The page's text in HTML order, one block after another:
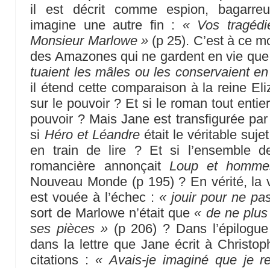
il est décrit comme espion,
imagine une autre fin : « Vos
Monsieur Marlowe » (p 25). C’est à ce
des Amazones qui ne gardent en vie
tuaient les mâles ou les conservaient
il étend cette comparaison à la reine
sur le pouvoir ? Et si le roman tout
pouvoir ? Mais Jane est transfigurée
si Héro et Léandreétait le véritable
en train de lire ? Et si l’ensemble
romancière annonçait Loup et
Nouveau Monde (p 195) ? En vérité, la
est vouée à l’échec : « jouir pour ne
sort de Marlowe n’était que « de ne
ses pièces »(p 206) ? Dans
dans la lettre que Jane écrit à
citations : « Avais-je imaginé que je